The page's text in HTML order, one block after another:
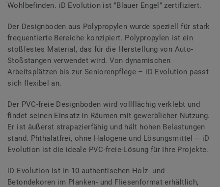
Wohlbefinden. iD Evolution ist "Blauer Engel" zertifiziert.
Der Designboden aus Polypropylen wurde speziell für stark
frequentierte Bereiche konzipiert. Polypropylen ist ein
stoßfestes Material, das für die Herstellung von Auto-
Stoßstangen verwendet wird. Von dynamischen
Arbeitsplätzen bis zur Seniorenpflege – iD Evolution passt
sich flexibel an.
Der PVC-freie Designboden wird vollflächig verklebt und
findet seinen Einsatz in Räumen mit gewerblicher Nutzung.
Er ist äußerst strapazierfähig und hält hohen Belastungen
stand. Phthalatfrei, ohne Halogene und Lösungsmittel – iD
Evolution ist die ideale PVC-freie-Lösung für Ihre Projekte.
iD Evolution ist in 10 authentischen Holz- und
Betondekoren im Planken- und Fliesenformat erhältlich,